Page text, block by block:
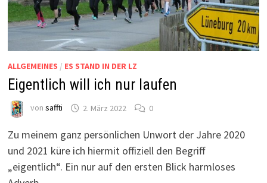
ALLGEMEINES / ES STAND IN DER LZ
Eigentlich will ich nur laufen
von saffti 2. März 2022 0
Zu meinem ganz persönlichen Unwort der Jahre 2020
und 2021 küre ich hiermit offiziell den Begriff
„eigentlich“. Ein nur auf den ersten Blick harmloses